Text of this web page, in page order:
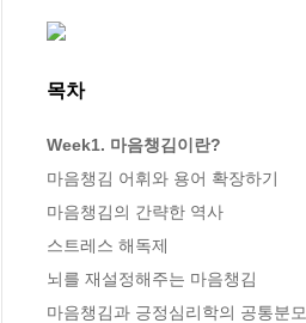
목차
Week1. 마음챙김이란?
마음챙김 어휘와 용어 확장하기
마음챙김의 간략한 역사
스트레스 해독제
뇌를 재설정해주는 마음챙김
마음챙김과 긍정심리학의 공통분모